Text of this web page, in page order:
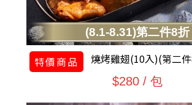
(8.1-8.31)第二件8折
特價商品 燒烤雞翅(10入)(第二
$280 / 包